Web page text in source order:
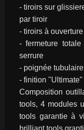
- tiroirs sur
par tiroir
- tiroirs à
- fermeture
serrure
- poignée
- finition "Ultimate"
Composition
tools, 4 modules
tools garantie à
brilliant tools